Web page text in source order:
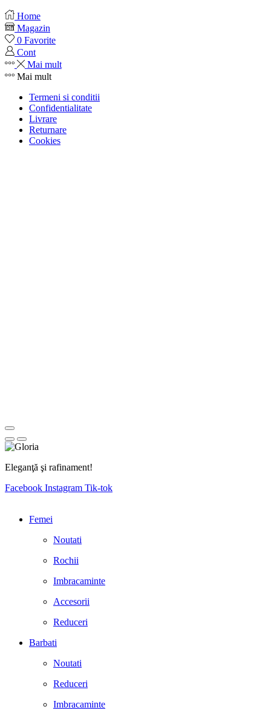
Home
Magazin
0 Favorite
Cont
Mai mult
Mai mult
Termeni si conditii
Confidentialitate
Livrare
Returnare
Cookies
Eleganţă şi rafinament!
Facebook Instagram Tik-tok
Femei
Noutati
Rochii
Imbracaminte
Accesorii
Reduceri
Barbati
Noutati
Reduceri
Imbracaminte